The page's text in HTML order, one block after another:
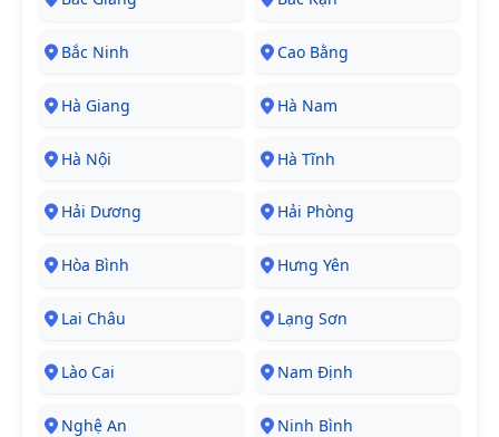
Bắc Ninh Cao Bằng
Hà Giang Hà Nam
Hà Nội Hà Tĩnh
Hải Dương Hải Phòng
Hòa Bình Hưng Yên
Lai Châu Lạng Sơn
Lào Cai Nam Định
Nghệ An Ninh Bình